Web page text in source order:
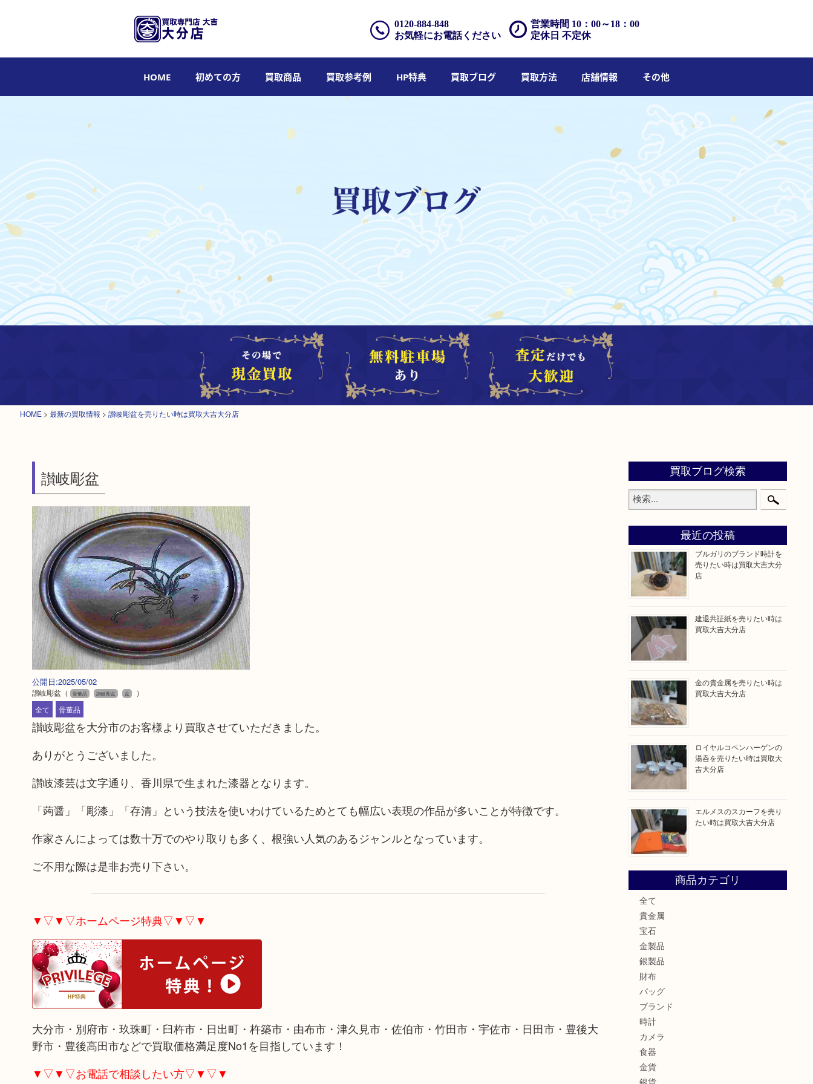
営業時間 10：00～18：00
定休日 不定休
0120-884-848
お気軽にお電話ください
HOME 初めての方 買取商品 買取参考例 HP特典 買取ブログ 買取方法 店舗情報 その他
HOME > 最新の買取情報 > 讃岐彫盆を売りたい時は買取大吉大分店
讃岐彫盆
公開日:2025/05/02
讃岐彫盆（ 骨董品 讃岐彫盆 盆
）
全て
骨董品
讃岐彫盆を大分市のお客様より買取させていただきました。
ありがとうございました。
讃岐漆芸は文字通り、香川県で生まれた漆器となります。
「蒟醤」「彫漆」「存清」という技法を使いわけているためとても幅広い表現の作品が多いことが特徴です。
作家さんによっては数十万でのやり取りも多く、根強い人気のあるジャンルとなっています。
ご不用な際は是非お売り下さい。
▼▽▼▽ホームページ特典▽▼▽▼
大分市・別府市・玖珠町・臼杵市・日出町・杵築市・由布市・津久見市・佐伯市・竹田市・宇佐市・日田市・豊後大
野市・豊後高田市などで買取価格満足度No1を目指しています！
▼▽▼▽お電話で相談したい方▽▼▽▼
買取ブログ検索
最近の投稿
ブルガリのブランド時計を
売りたい時は買取大吉大分
店
建退共証紙を売りたい時は
買取大吉大分店
金の貴金属を売りたい時は
買取大吉大分店
ロイヤルコペンハーゲンの
湯呑を売りたい時は買取大
吉大分店
エルメスのスカーフを売り
たい時は買取大吉大分店
商品カテゴリ
全て
貴金属
宝石
金製品
銀製品
財布
バッグ
ブランド
時計
カメラ
食器
金貨
銀貨